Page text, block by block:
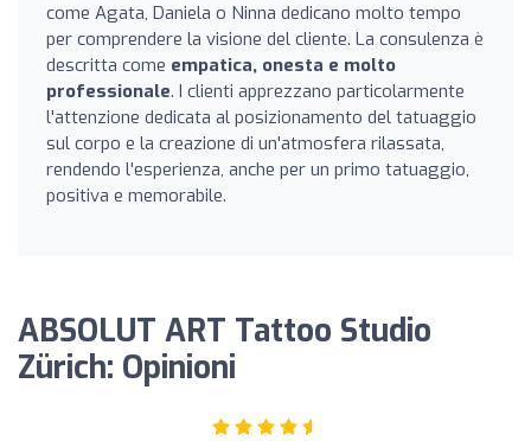
come Agata, Daniela o Ninna dedicano molto tempo
per comprendere la visione del cliente. La consulenza è
descritta come empatica, onesta e molto
professionale. I clienti apprezzano particolarmente
l'attenzione dedicata al posizionamento del tatuaggio
sul corpo e la creazione di un'atmosfera rilassata,
rendendo l'esperienza, anche per un primo tatuaggio,
positiva e memorabile.
ABSOLUT ART Tattoo Studio
Zürich: Opinioni